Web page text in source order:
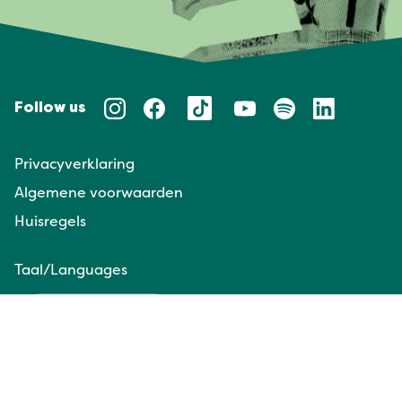
Follow us
Privacyverklaring
Algemene voorwaarden
Huisregels
Taal/Languages